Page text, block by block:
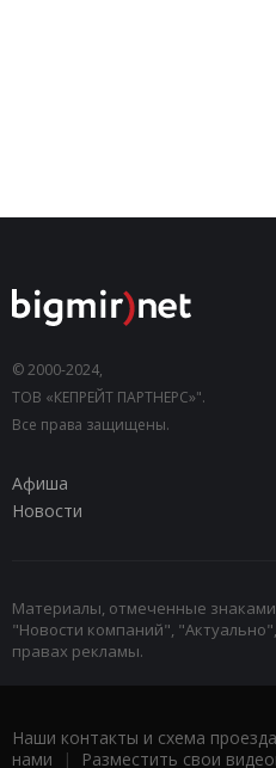
© 2000-2024,
ТОВ «КЕПРЕЙТ ПАРТНЕРС»".
Все права защищены.
Афиша
Новости
Материалы, отмеченные
"Новости компаний",
правах рекламы.
Наши контакты и схема проезда
нами | Разместить свои